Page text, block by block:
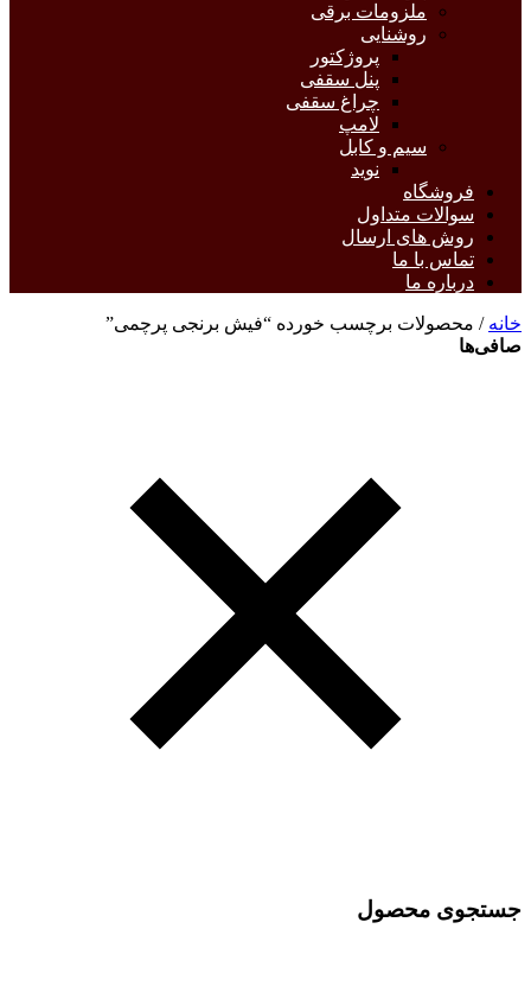
ملزومات برقی
روشنایی
پروژکتور
پنل سقفی
چراغ سقفی
لامپ
سیم و کابل
نوید
فروشگاه
سوالات متداول
روش های ارسال
تماس با ما
درباره ما
خانه / محصولات برچسب خورده “فیش برنجی پرچمی”
صافی‌ها
جستجوی محصول